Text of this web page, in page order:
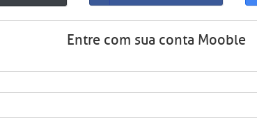
Entre com sua conta Mooble